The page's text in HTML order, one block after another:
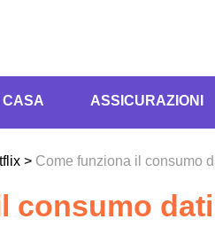
CASA ASSICURAZIONI
> Come funziona il consumo
consumo